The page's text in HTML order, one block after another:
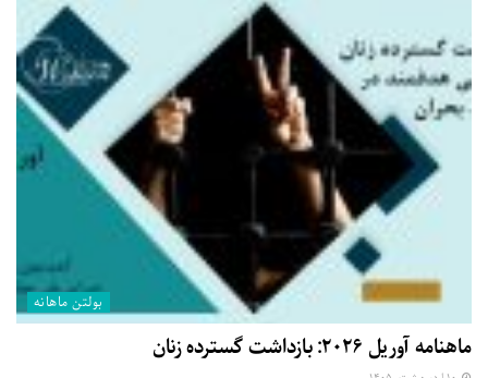
بولتن ماهانه
ماهنامه آوریل ۲۰۲۶: بازداشت گسترده زنان